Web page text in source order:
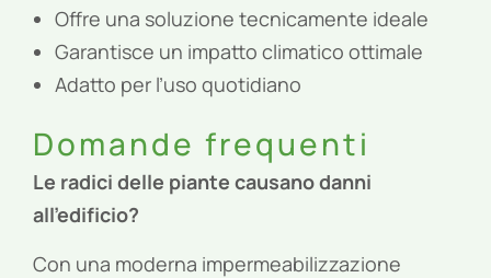
Offre una soluzione tecnicamente ideale
Garantisce un impatto climatico ottimale
Adatto per l’uso quotidiano
Domande frequenti
Le radici delle piante causano danni
all’edificio?
Con una moderna impermeabilizzazione